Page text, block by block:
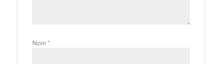
Nom *